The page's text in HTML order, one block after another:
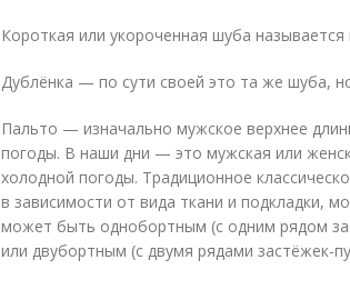
Короткая или укороченная шуба называется
Дублёнка — по сути своей это та же шуба,
Пальто — изначально мужское верхнее
погоды. В наши дни — это мужская или
холодной погоды. Традиционное
в зависимости от вида ткани и подкладки,
может быть однобортным (с одним рядом
или двубортным (с двумя рядами застёжек-